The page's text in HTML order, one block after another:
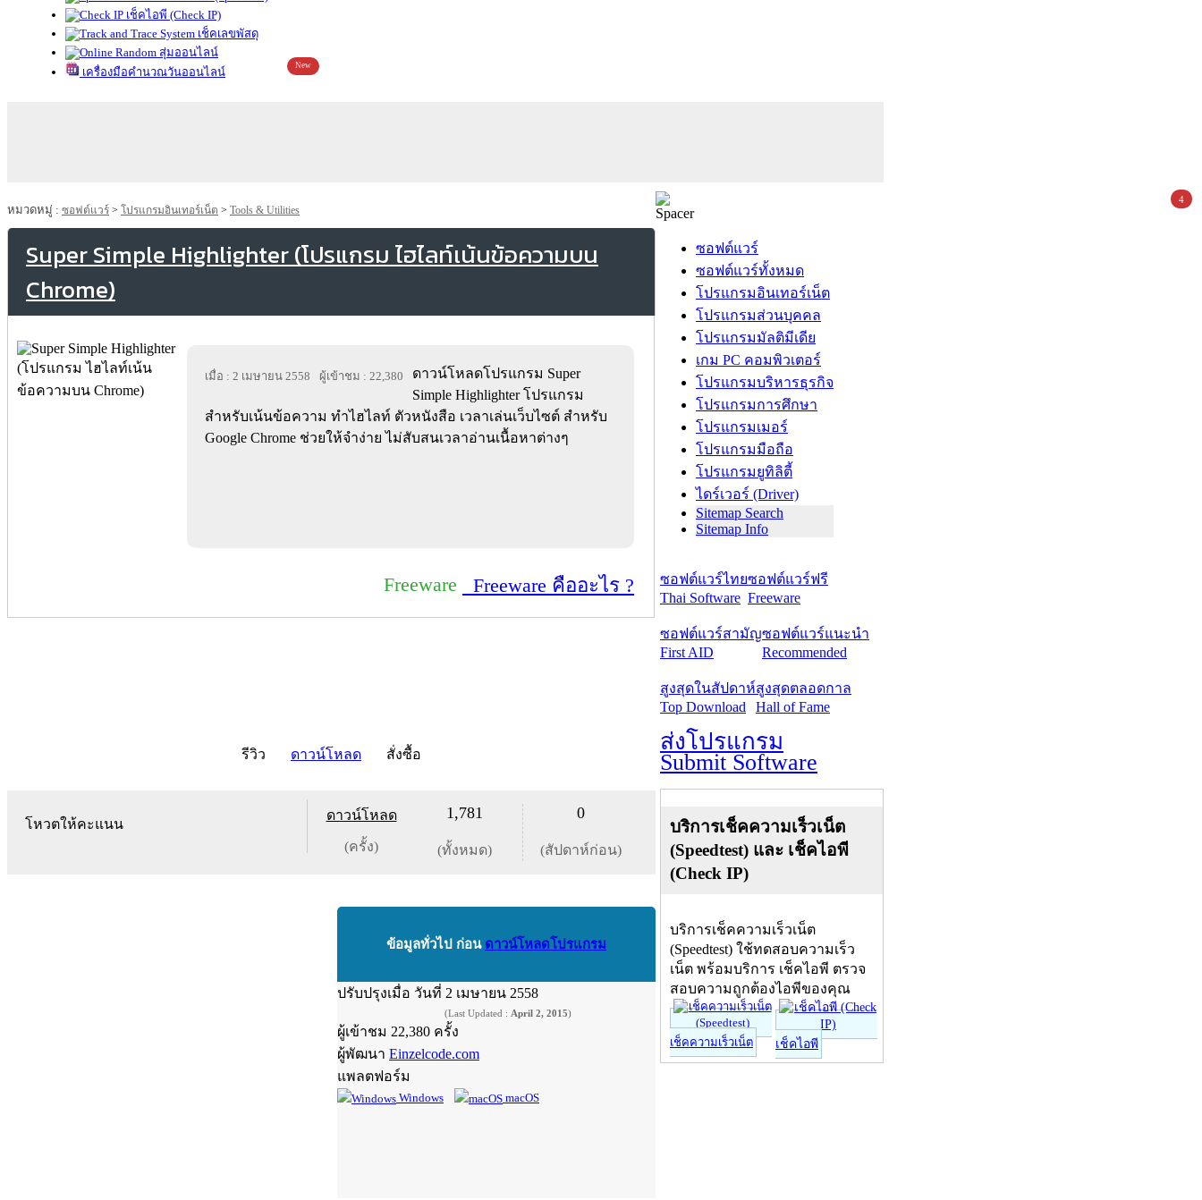
เช็คไอพี (Check IP)
เช็คเลขพัสดุ
สุ่มออนไลน์
เครื่องมือคำนวณวันออนไลน์
New
หมวดหมู่ : ซอฟต์แวร์ > โปรแกรมอินเทอร์เน็ต > Tools & Utilities
Super Simple Highlighter (โปรแกรม ไฮไลท์เน้นข้อความบน
Chrome)
เมื่อ : 2 เมษายน 2558 ผู้เข้าชม : 22,380
ดาวน์โหลดโปรแกรม Super
Simple Highlighter โปรแกรม
สำหรับเน้นข้อความ ทำไฮไลท์ ตัวหนังสือ เวลาเล่นเว็บไซต์ สำหรับ
Google Chrome ช่วยให้จำง่าย ไม่สับสนเวลาอ่านเนื้อหาต่างๆ
Freeware Freeware คืออะไร ?
รีวิว ดาวน์โหลด สั่งซื้อ
โหวตให้คะแนน
ดาวน์โหลด
(ครั้ง)
1,781
(ทั้งหมด)
0
(สัปดาห์ก่อน)
ข้อมูลทั่วไป ก่อน ดาวน์โหลดโปรแกรม
ปรับปรุงเมื่อ วันที่ 2 เมษายน 2558
(Last Updated : April 2, 2015)
ผู้เข้าชม 22,380 ครั้ง
ผู้พัฒนา Einzelcode.com
แพลตฟอร์ม
Windows macOS
ซอฟต์แวร์
ซอฟต์แวร์ทั้งหมด
โปรแกรมอินเทอร์เน็ต
โปรแกรมส่วนบุคคล
โปรแกรมมัลติมีเดีย
เกม PC คอมพิวเตอร์
โปรแกรมบริหารธุรกิจ
โปรแกรมการศึกษา
โปรแกรมเมอร์
โปรแกรมมือถือ
โปรแกรมยูทิลิตี้
ไดร์เวอร์ (Driver)
Sitemap Search
Sitemap Info
ซอฟต์แวร์ไทย
Thai Software
ซอฟต์แวร์ฟรี
Freeware
ซอฟต์แวร์สามัญ
First AID
ซอฟต์แวร์แนะนำ
Recommended
สูงสุดในสัปดาห์
Top Download
สูงสุดตลอดกาล
Hall of Fame
ส่งโปรแกรม
Submit Software
บริการเช็คความเร็วเน็ต
(Speedtest) และ เช็คไอพี
(Check IP)
บริการเช็คความเร็วเน็ต
(Speedtest) ใช้ทดสอบความเร็ว
เน็ต พร้อมบริการ เช็คไอพี ตรวจ
สอบความถูกต้องไอพีของคุณ
เช็คความเร็วเน็ต เช็คไอพี
4